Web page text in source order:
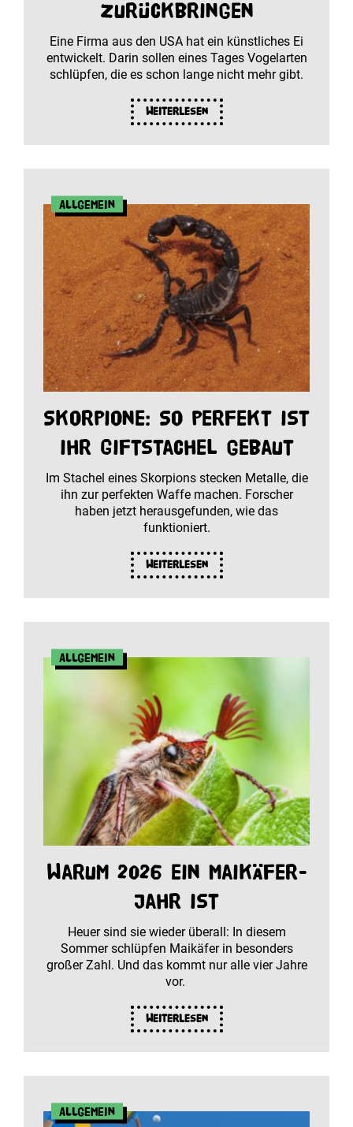
zurückbringen
Eine Firma aus den USA hat ein künstliches Ei
entwickelt. Darin sollen eines Tages Vogelarten
schlüpfen, die es schon lange nicht mehr gibt.
Weiterlesen
Allgemein
Skorpione: So perfekt ist
ihr Giftstachel gebaut
Im Stachel eines Skorpions stecken Metalle, die
ihn zur perfekten Waffe machen. Forscher
haben jetzt herausgefunden, wie das
funktioniert.
Weiterlesen
Allgemein
Warum 2026 ein Maikäfer-
Jahr ist
Heuer sind sie wieder überall: In diesem
Sommer schlüpfen Maikäfer in besonders
großer Zahl. Und das kommt nur alle vier Jahre
vor.
Weiterlesen
Allgemein